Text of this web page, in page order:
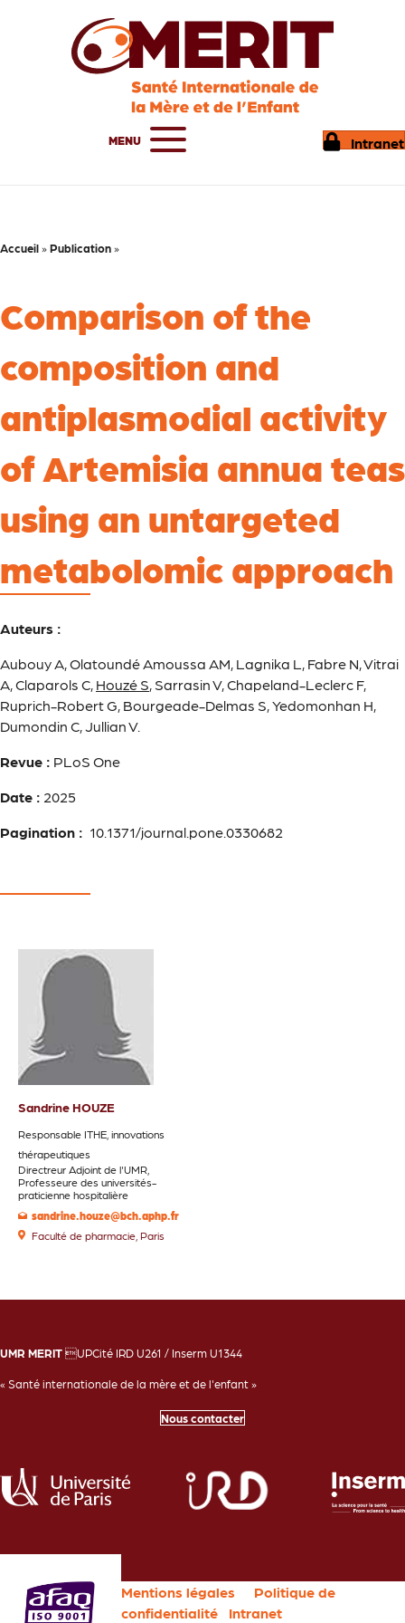
MENU Intranet
Accueil » Publication »
Comparison of the
composition and
antiplasmodial activity
of Artemisia annua teas
using an untargeted
metabolomic approach
Auteurs :
Aubouy A, Olatoundé Amoussa AM, Lagnika L, Fabre N, Vitrai
A, Claparols C, Houzé S, Sarrasin V, Chapeland-Leclerc F,
Ruprich-Robert G, Bourgeade-Delmas S, Yedomonhan H,
Dumondin C, Jullian V.
Revue : PLoS One
Date : 2025
Pagination : 10.1371/journal.pone.0330682
Sandrine HOUZE
Responsable ITHE, innovations
thérapeutiques
Directreur Adjoint de l'UMR,
Professeure des universités-
praticienne hospitalière
sandrine.houze@bch.aphp.fr
Faculté de pharmacie, Paris
UMR MERIT UPCité IRD U261 / Inserm U1344
« Santé internationale de la mère et de l'enfant »
Nous contacter
Mentions légales
Politique de
confidentialité
Intranet